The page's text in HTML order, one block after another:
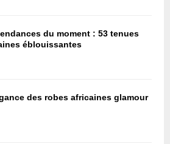
du moment : 53 tenues
éblouissantes
des robes africaines glamour